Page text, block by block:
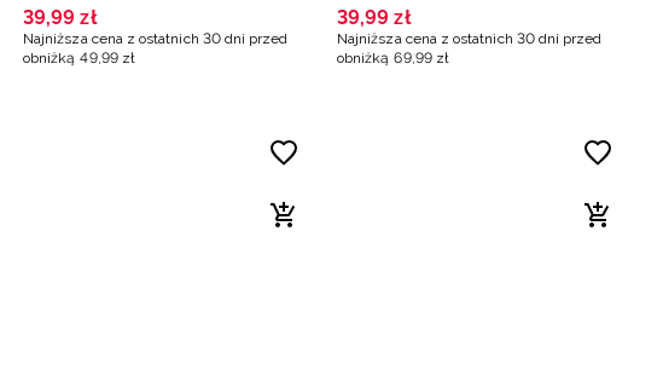
39,99 zł
Najniższa cena z ostatnich 30 dni przed
obniżką 49,99 zł
39,99 zł
Najniższa cena z ostatnich 30 dni przed
obniżką 69,99 zł